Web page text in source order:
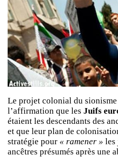
Le projet colonial du
l’affirmation que les Juifs
étaient les descendants des
et que leur plan de
stratégie pour « ramener » les
ancêtres présumés après une